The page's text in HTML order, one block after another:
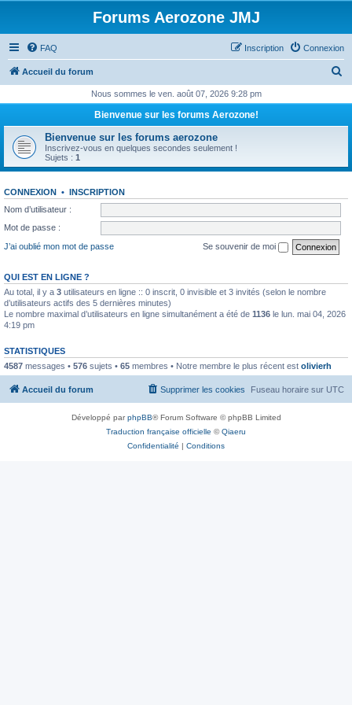
Forums Aerozone JMJ
FAQ Connexion
Inscription
Accueil du forum
h
r
Nous sommes le ven. août 07, 2026 9:28 pm
Bienvenue sur les forums Aerozone!
Bienvenue sur les forums aerozone
Inscrivez-vous en quelques secondes seulement !
Sujets : 1
CONNEXION • INSCRIPTION
Nom d’utilisateur :
Mot de passe :
J’ai oublié mon mot de passe
Se souvenir de moi
QUI EST EN LIGNE ?
Au total, il y a 3 utilisateurs en ligne :: 0 inscrit, 0 invisible et 3 invités (selon le nombre
d’utilisateurs actifs des 5 dernières minutes)
Le nombre maximal d’utilisateurs en ligne simultanément a été de 1136 le lun. mai 04, 2026
4:19 pm
STATISTIQUES
4587 messages • 576 sujets • 65 membres • Notre membre le plus récent est olivierh
Accueil du forum Fuseau horaire sur UTC
Supprimer les cookies
Développé parphpBB® Forum Software © phpBB Limited
Traduction française officielle ©Qiaeru
Confidentialité | Conditions